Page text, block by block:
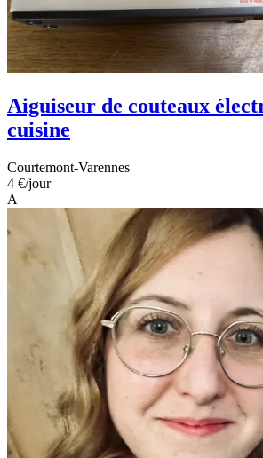
Aiguiseur de couteaux
cuisine
Courtemont-Varennes
4 €/jour
A